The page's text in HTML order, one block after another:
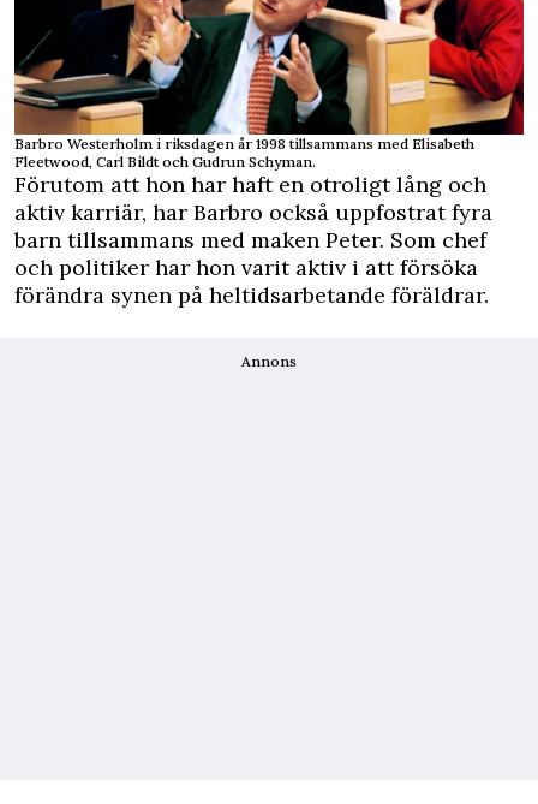
Barbro Westerholm i riksdagen år 1998 tillsammans med Elisabeth
Fleetwood, Carl Bildt och Gudrun Schyman.
Förutom att hon har haft en otroligt lång och
aktiv karriär, har Barbro också uppfostrat fyra
barn tillsammans med maken Peter. Som chef
och politiker har hon varit aktiv i att försöka
förändra synen på heltidsarbetande föräldrar.
Annons